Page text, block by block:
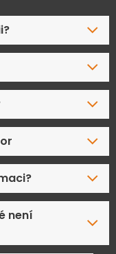
není